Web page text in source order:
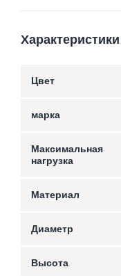
Цвет
марка
Максимальная
нагрузка
Материал
Диаметр
Высота